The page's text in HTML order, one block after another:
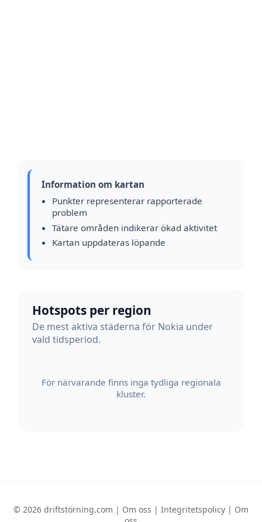
Information om kartan
Punkter representerar rapporterade
problem
Tätare områden indikerar ökad aktivitet
Kartan uppdateras löpande
Hotspots per region
De mest aktiva städerna för Nokia under
vald tidsperiod.
För närvarande finns inga tydliga regionala
kluster.
© 2026 driftstörning.com | Om oss | Integritetspolicy | Om